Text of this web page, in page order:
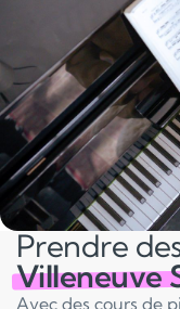
Prendre
Villeneuve
Avec des cours de